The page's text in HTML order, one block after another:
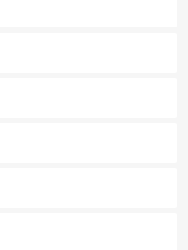
は地元の風情を楽しめる外せないスポット